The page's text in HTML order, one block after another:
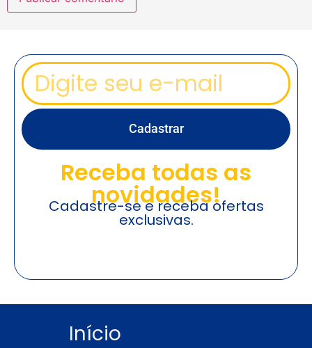
Cadastrar
Receba todas as
novidades!
Cadastre-se e receba ofertas
exclusivas.
Início